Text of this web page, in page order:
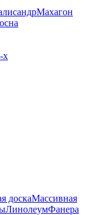
Махагон
х
доскаМассивная
ЛинолеумФанера